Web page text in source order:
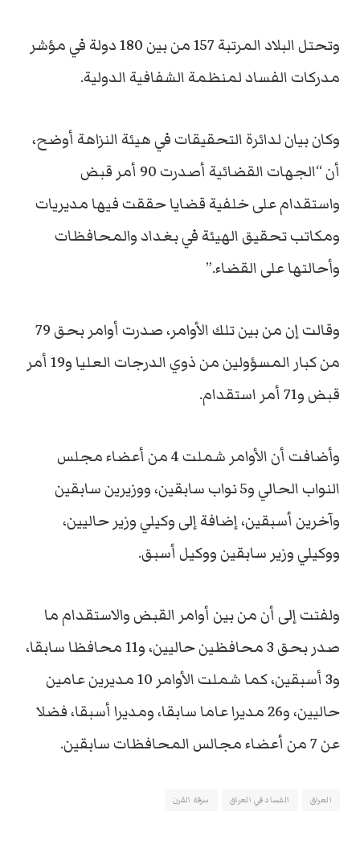
وتحتل البلاد المرتبة 157 من بين 180 دولة في مؤشر
مدركات الفساد لمنظمة الشفافية الدولية.
وكان بيان لدائرة التحقيقات في هيئة النزاهة أوضح،
أن “الجهات القضائية أصدرت 90 أمر قبض
واستقدام على خلفية قضايا حققت فيها مديريات
ومكاتب تحقيق الهيئة في بغداد والمحافظات
وأحالتها على القضاء.”
وقالت إن من بين تلك الأوامر، صدرت أوامر بحق 79
من كبار المسؤولين من ذوي الدرجات العليا و19 أمر
قبض و71 أمر استقدام.
وأضافت أن الأوامر شملت 4 من أعضاء مجلس
النواب الحالي و5 نواب سابقين، ووزيرين سابقين
وآخرين أسبقين، إضافة إلى وكيلي وزير حاليين،
ووكيلي وزير سابقين ووكيل أسبق.
ولفتت إلى أن من بين أوامر القبض والاستقدام ما
صدر بحق 3 محافظين حاليين، و11 محافظا سابقا،
و3 أسبقين، كما شملت الأوامر 10 مديرين عامين
حاليين، و26 مديرا عاما سابقا، ومديرا أسبقا، فضلا
عن 7 من أعضاء مجالس المحافظات سابقين.
العراق الفساد في العراق سرقة القرن